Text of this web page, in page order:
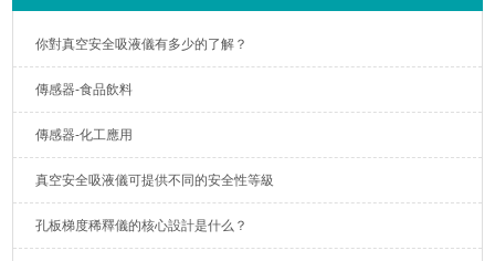
你對真空安全吸液儀有多少的了解？
傳感器-食品飲料
傳感器-化工應用
真空安全吸液儀可提供不同的安全性等級
孔板梯度稀釋儀的核心設計是什么？